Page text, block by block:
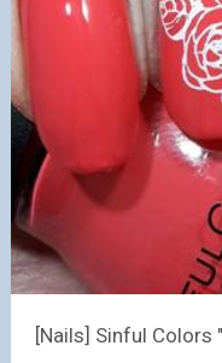
[Nails] Sinful Colors